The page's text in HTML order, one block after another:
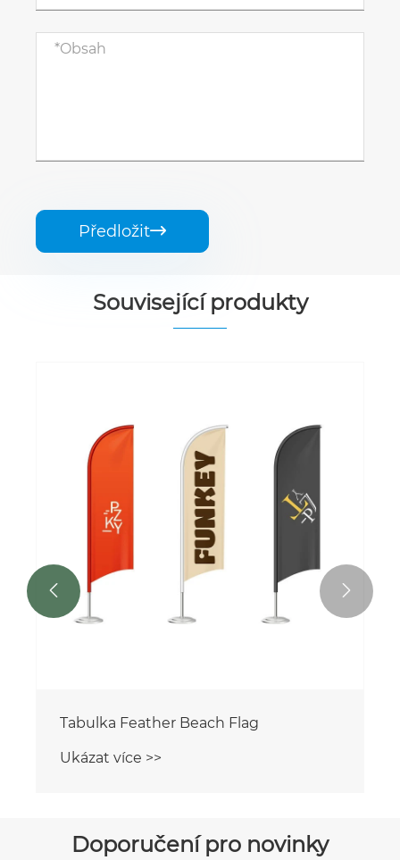
Předložit
Související produkty
Tabulka Feather Beach Flag
Ukázat více >>
 
Doporučení pro novinky